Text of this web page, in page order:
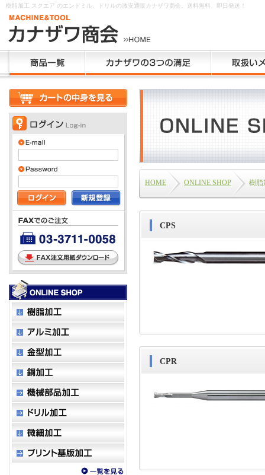
樹脂加工 スクエア のエンドミル、ドリルの激安通販カナザワ商会。送料無料、即日発送！
HOME ONLINE SHOP 樹脂
CPS
CPR